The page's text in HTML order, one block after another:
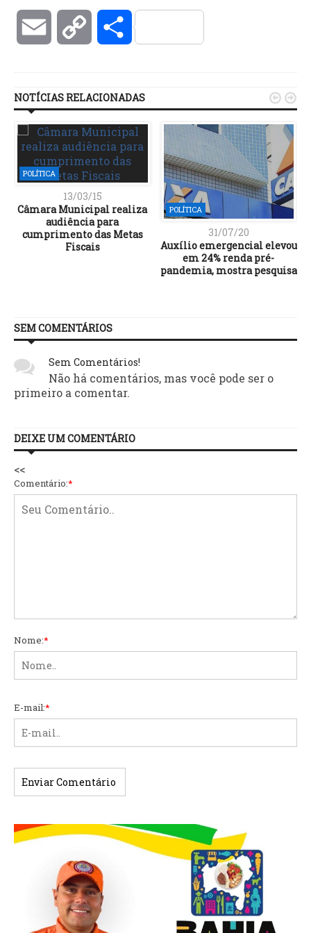
Email Copy Compartilhar
NOTÍCIAS RELACIONADAS
POLÍTICA
13/03/15
Câmara Municipal realiza
audiência para
cumprimento das Metas
Fiscais‏
POLÍTICA
31/07/20
Auxílio emergencial elevou
em 24% renda pré-
pandemia, mostra pesquisa
 
SEM COMENTÁRIOS
Sem Comentários!
Não há comentários, mas você pode ser o
primeiro a comentar.
DEIXE UM COMENTÁRIO
<<
Comentário:*
Nome:*
E-mail:*